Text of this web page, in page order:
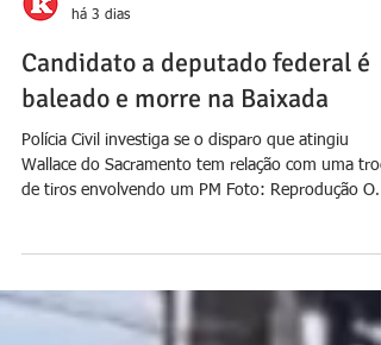
Jornal Daki
há 3 dias
Polícia Civil investiga se o disparo que atingiu
Wallace do Sacramento tem relação com uma